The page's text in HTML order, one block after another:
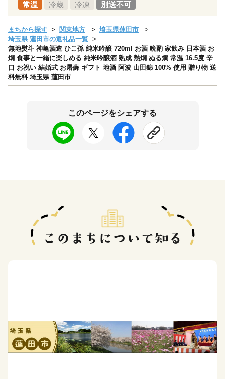
常温 冷蔵 冷凍 別送不可
まちから探す 関東地方
埼玉県蓮田市
埼玉県 蓮田市の返礼品一覧
無地熨斗 神亀酒造 ひこ孫 純米吟醸 720ml お酒 晩酌 家飲み 日本酒 お
燗 食事と一緒に楽しめる 純米吟醸酒 熟成 熱燗 ぬる燗 常温 16.5度 辛
口 お祝い 結婚式 お屠蘇 ギフト 地酒 阿波 山田錦 100% 使用 贈り物 送
料無料 埼玉県 蓮田市
このページをシェアする